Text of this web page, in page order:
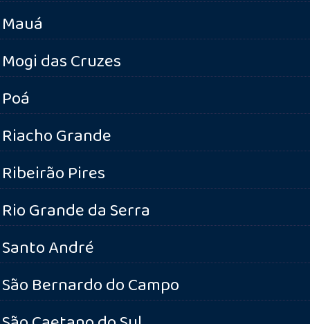
Mauá
Mogi das Cruzes
Poá
Riacho Grande
Ribeirão Pires
Rio Grande da Serra
Santo André
São Bernardo do Campo